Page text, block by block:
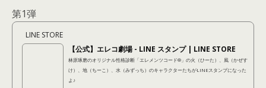
第1弾
LINE STORE
【公式】エレコ劇場 - LINE スタンプ | LINE STORE
林原琢磨のオリジナル性格診断「エレメンツコード®︎」の火（ひーた）、風（かぜす
け）、地（ちーこ）、水（みずっち）のキャラクターたちがLINEスタンプになった
よ♪